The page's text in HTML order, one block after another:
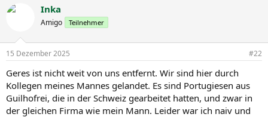
Und die Berge, nun ja, die einen mögen das Meer, aber was soll ich
an diesen überlaufenen Plätzen, wo die Portugiesen, diese
grandiose Mentalität, sich langsam zurückzieht?
Ich mag lieber die Berge, wo das Leben noch urspünglich ist. Das
schreckt viele ab, wenn man noch alles von Hand machen muss,
weil es für Maschienen kein Durcklommen gibt. Das sind nur wenige
Gründe, weshalb ich hier bin.
Inka
Amigo Teilnehmer
15 Dezember 2025 #22
Geres ist nicht weit von uns entfernt. Wir sind hier durch
Kollegen meines Mannes gelandet. Es sind Portugiesen aus
Guilhofrei, die in der Schweiz gearbeitet hatten, und zwar in
der gleichen Firma wie mein Mann. Leider war ich naiv und